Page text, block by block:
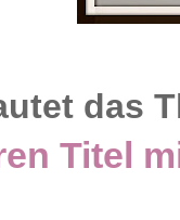
das
Titel